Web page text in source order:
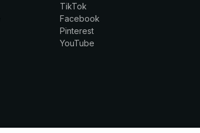
TikTok
Facebook
Pinterest
YouTube